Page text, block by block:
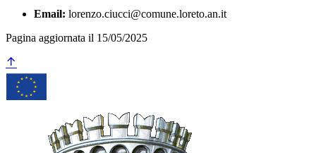
Email: lorenzo.ciucci@comune.loreto.an.it
Pagina aggiornata il 15/05/2025